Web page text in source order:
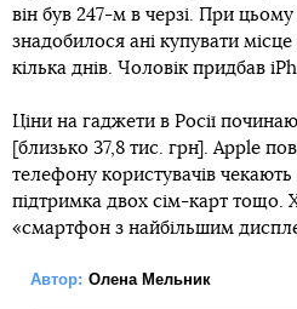
він був 247-м в черзі. При цьому
знадобилося ані купувати місце
кілька днів. Чоловік придбав
Ціни на гаджети в Росії
[близько 37,8 тис. грн]. Apple
телефону користувачів
підтримка двох сім-карт тощо.
«смартфон з найбільшим
Автор: Олена Мельник